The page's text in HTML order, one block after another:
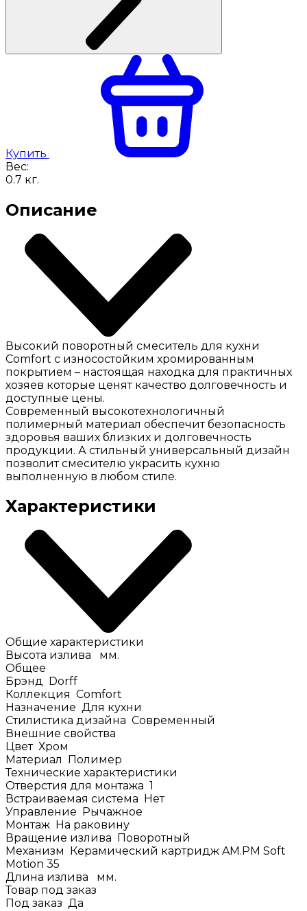
Купить
Вес:
0.7 кг.
Описание
Высокий поворотный смеситель для кухни
Comfort с износостойким хромированным
покрытием – настоящая находка для практичных
хозяев которые ценят качество долговечность и
доступные цены.
Современный высокотехнологичный
полимерный материал обеспечит безопасность
здоровья ваших близких и долговечность
продукции. А стильный универсальный дизайн
позволит смесителю украсить кухню
выполненную в любом стиле.
Характеристики
Общие характеристики
Высота излива
мм.
Общее
Брэнд
Dorff
Коллекция Comfort
Назначение Для кухни
Стилистика дизайна Современный
Внешние свойства
Цвет Хром
Материал
Полимер
Технические характеристики
Отверстия для монтажа 1
Встраиваемая система
Нет
Управление
Рычажное
Монтаж На раковину
Вращение излива
Поворотный
Механизм
Керамический картридж AM.PM Soft
Motion 35
Длина излива
мм.
Товар под заказ
Под заказ Да